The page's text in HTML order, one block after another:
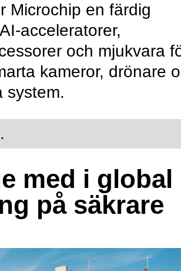
Microchip en färdig
acceleratorer,
och mjukvara
kameror, drönare
system.
med i global
på säkrare